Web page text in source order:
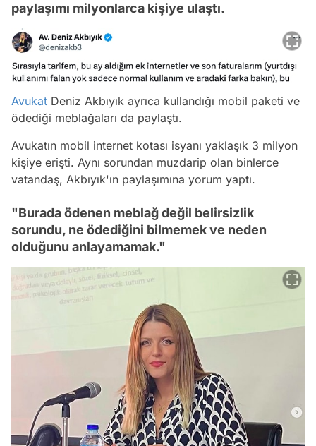
paylaşımı milyonlarca kişiye ulaştı.
Avukat Deniz Akbıyık ayrıca kullandığı mobil paketi ve
ödediği meblağaları da paylaştı.
Avukatın mobil internet kotası isyanı yaklaşık 3 milyon
kişiye erişti. Aynı sorundan muzdarip olan binlerce
vatandaş, Akbıyık'ın paylaşımına yorum yaptı.
"Burada ödenen meblağ değil belirsizlik
sorundu, ne ödediğini bilmemek ve neden
olduğunu anlayamamak."